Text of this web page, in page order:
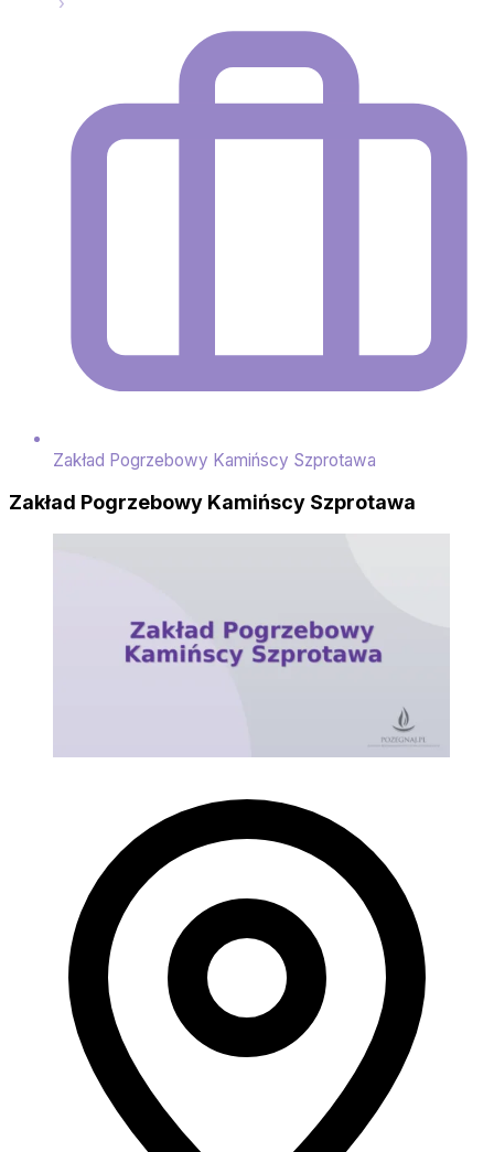
Zakład Pogrzebowy Kamińscy Szprotawa
Zakład Pogrzebowy Kamińscy Szprotawa